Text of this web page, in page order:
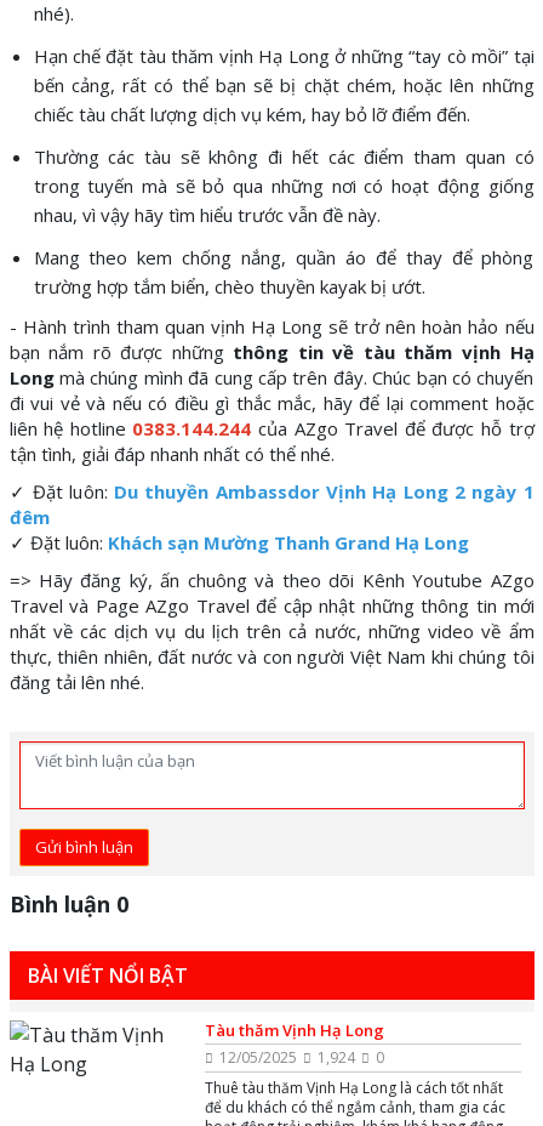
nhé).
Hạn chế đặt tàu thăm vịnh Hạ Long ở những “tay cò mồi” tại
bến cảng, rất có thể bạn sẽ bị chặt chém, hoặc lên những
chiếc tàu chất lượng dịch vụ kém, hay bỏ lỡ điểm đến.
Thường các tàu sẽ không đi hết các điểm tham quan có
trong tuyến mà sẽ bỏ qua những nơi có hoạt động giống
nhau, vì vậy hãy tìm hiểu trước vẫn đề này.
Mang theo kem chống nắng, quần áo để thay để phòng
trường hợp tắm biển, chèo thuyền kayak bị ướt.
- Hành trình tham quan vịnh Hạ Long sẽ trở nên hoàn hảo nếu
bạn nắm rõ được những thông tin về tàu thăm vịnh Hạ
Longmà chúng mình đã cung cấp trên đây. Chúc bạn có chuyến
đi vui vẻ và nếu có điều gì thắc mắc, hãy để lại comment hoặc
liên hệ hotline 0383.144.244 của AZgo Travel để được hỗ trợ
tận tình, giải đáp nhanh nhất có thể nhé.
✓ Đặt luôn: Du thuyền Ambassdor Vịnh Hạ Long 2 ngày 1
đêm
✓ Đặt luôn: Khách sạn Mường Thanh Grand Hạ Long
=> Hãy đăng ký, ấn chuông và theo dõi KênhYoutube AZgo
Travel và Page AZgo Travel để cập nhật những thông tin mới
nhất về các dịch vụ du lịch trên cả nước, những video về ẩm
thực, thiên nhiên, đất nước và con người Việt Nam khi chúng tôi
đăng tải lên nhé.
Gửi bình luận
Bình luận 0
BÀI VIẾT NỔI BẬT
Tàu thăm Vịnh Hạ Long
12/05/2025 1,924
0
Thuê tàu thăm Vịnh Hạ Long là cách tốt nhất
để du khách có thể ngắm cảnh, tham gia các